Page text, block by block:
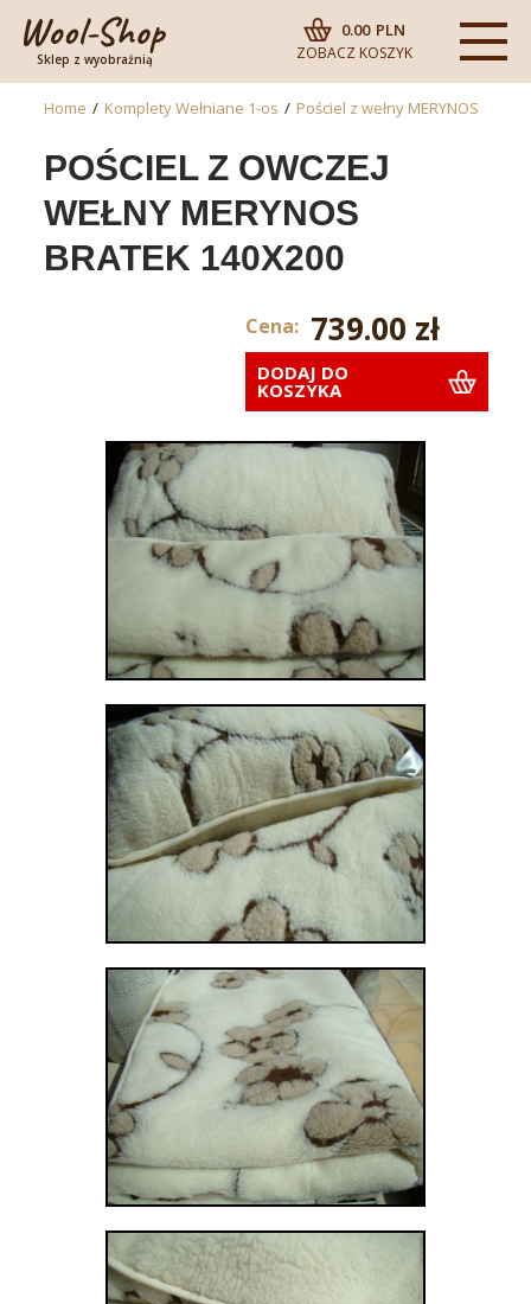
Sklep z wyobraźnią
0.00 PLN
ZOBACZ KOSZYK
Home / Komplety Wełniane 1-os / Pościel z wełny MERYNOS
POŚCIEL Z OWCZEJ
WEŁNY MERYNOS
BRATEK 140X200
Cena: 739.00 zł
DODAJ DO
KOSZYKA